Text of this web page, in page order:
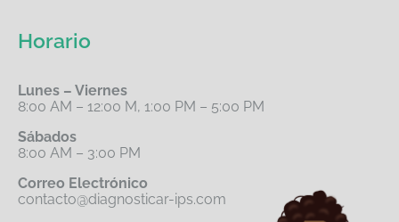
Horario
Lunes – Viernes
8:00 AM – 12:00 M, 1:00 PM – 5:00 PM
Sábados
8:00 AM – 3:00 PM
Correo Electrónico
contacto@diagnosticar-ips.com